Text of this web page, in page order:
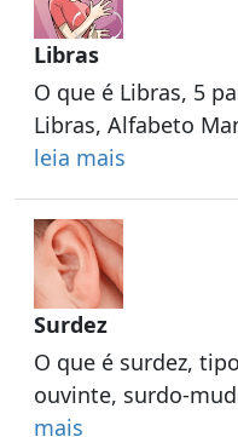
Libras
O que é Libras, 5
Libras, Alfabeto
leia mais
Surdez
O que é surdez,
ouvinte, surdo-
mais